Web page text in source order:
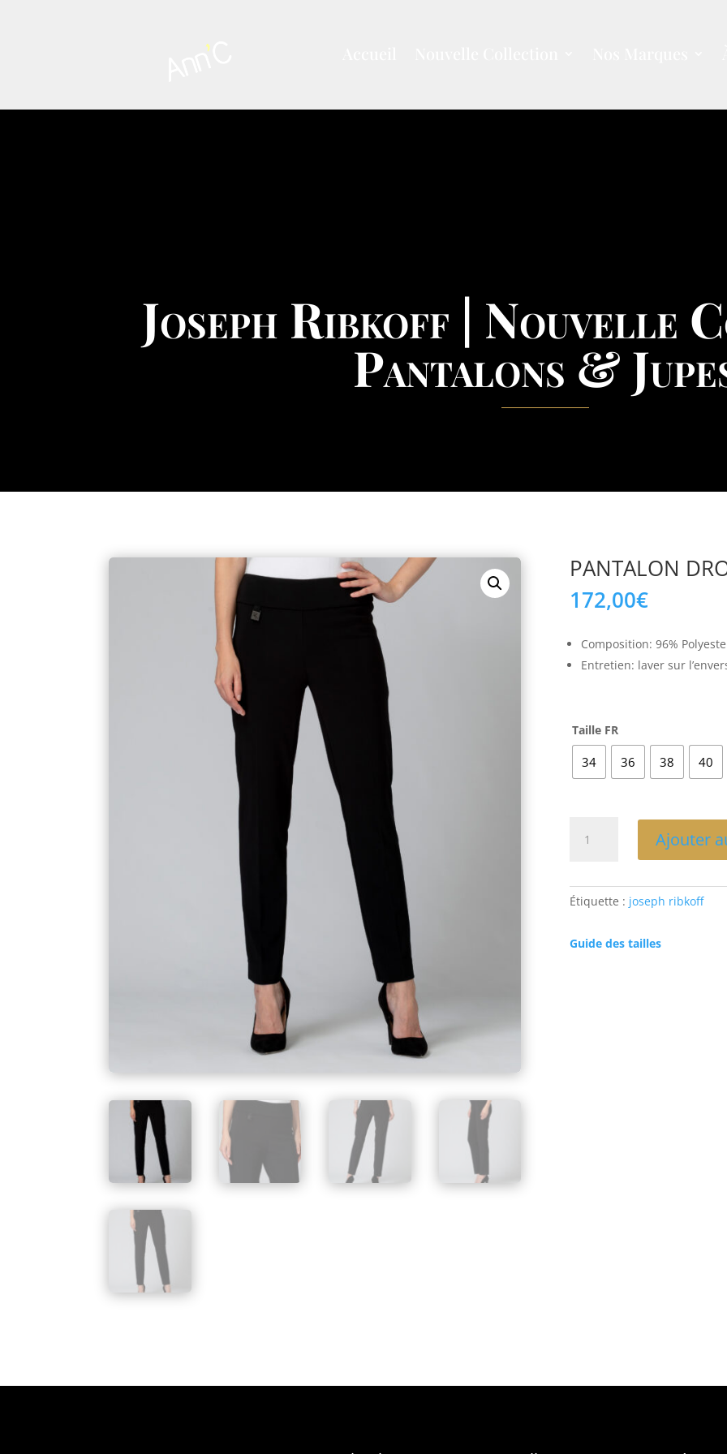
Joseph Ribkoff | Nouvelle
Pantalons &
PANTALON
172,00€
Composition: 96%
Entretien: laver sur
Taille FR
34 36 38 40
NOIR-
RIBKOFF
Ajouter
Étiquette : joseph ribkoff
Guide des tailles